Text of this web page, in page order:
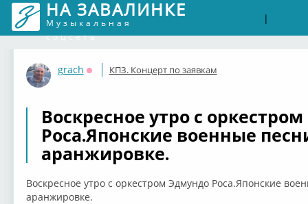
НА ЗАВАЛИНКЕ
Музыкальная
соцсеть
|
grach
Оффлайн
КПЗ. Концерт по заявкам
Воскресное утро с
Роса.Японские военные
аранжировке.
Воскресное утро с оркестром Эдмундо Роса.Японские
аранжировке.